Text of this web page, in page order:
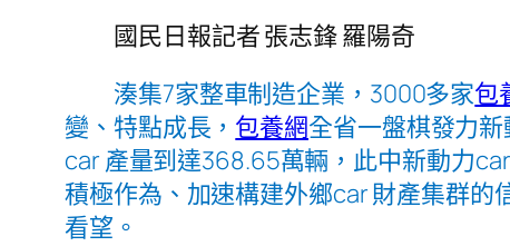
國民日報記者 張志鋒 羅陽奇
湊集7家整車制造企業，3000多家包
變、特點成長， 包養網全省一盤棋發力
car 產量到達368.65萬輛，此中新動力
積極作為、加速構建外鄉car 財產集群的
看望。